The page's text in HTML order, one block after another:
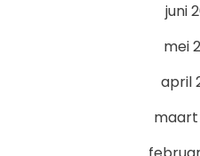
juni
mei
april
maart